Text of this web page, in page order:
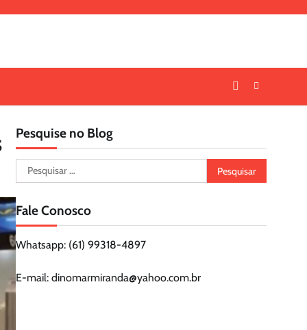
Pesquise no Blog
Pesquisar
por:
Fale Conosco
Whatsapp: (61) 99318-4897
E-mail: dinomarmiranda@yahoo.com.br